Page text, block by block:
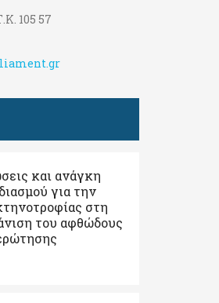
105 57
και ανάγκη
για την
στη
του αφθώδους